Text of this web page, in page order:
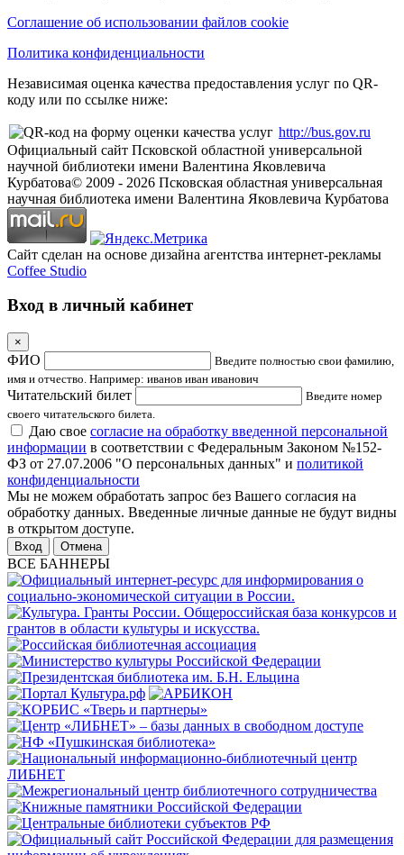
Соглашение об использовании файлов cookie
Политика конфиденциальности
Независимая оценка качества предоставления услуг по QR-
коду или по ссылке ниже:
http://bus.gov.ru
Официальный сайт Псковской областной универсальной
научной библиотеки имени Валентина Яковлевича
Курбатова© 2009 - 2026 Псковская областная универсальная
научная библиотека имени Валентина Яковлевича Курбатова
Сайт сделан на основе дизайна агентства интернет-рекламы
Coffee Studio
Вход в личный кабинет
×
ФИО
Введите полностью свои фамилию,
имя и отчество. Например: иванов иван иванович
Читательский билет
Введите номер
своего читательского билета.
Даю свое согласие на обработку введенной персональной
информации в соответствии с Федеральным Законом №152-
ФЗ от 27.07.2006 "О персональных данных" и политикой
конфиденциальности
Мы не можем обработать запрос без Вашего согласия на
обработку данных. Введенные личные данные не будут видны
в открытом доступе.
Отмена
ВСЕ БАННЕРЫ